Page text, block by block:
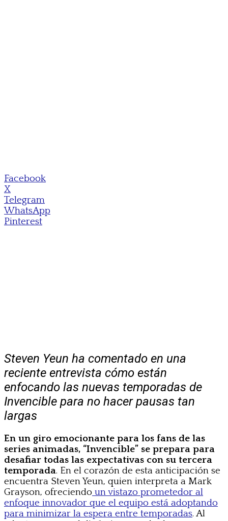
Facebook
X
Telegram
WhatsApp
Pinterest
Steven Yeun ha comentado en una
reciente entrevista cómo están
enfocando las nuevas temporadas de
Invencible para no hacer pausas tan
largas
En un giro emocionante para los fans de las
series animadas, “Invencible” se prepara para
desafiar todas las expectativas con su tercera
temporada. En el corazón de esta anticipación se
encuentra Steven Yeun, quien interpreta a Mark
Grayson, ofreciendo un vistazo prometedor al
enfoque innovador que el equipo está adoptando
para minimizar la espera entre temporadas. Al